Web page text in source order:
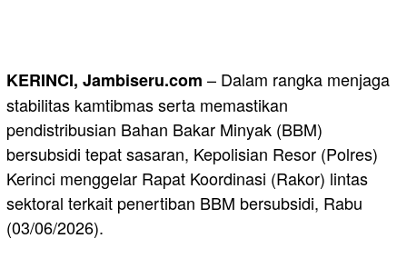
​KERINCI, Jambiseru.com – Dalam rangka menjaga
stabilitas kamtibmas serta memastikan
pendistribusian Bahan Bakar Minyak (BBM)
bersubsidi tepat sasaran, Kepolisian Resor (Polres)
Kerinci menggelar Rapat Koordinasi (Rakor) lintas
sektoral terkait penertiban BBM bersubsidi, Rabu
(03/06/2026).